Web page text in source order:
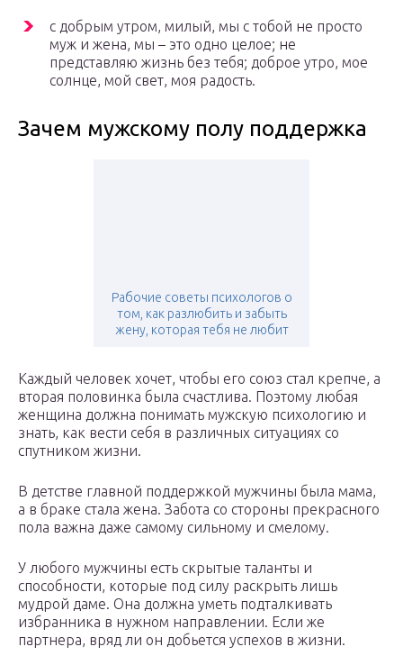
с добрым утром, милый, мы с тобой не просто
муж и жена, мы – это одно целое; не
представляю жизнь без тебя; доброе утро, мое
солнце, мой свет, моя радость.
Зачем мужскому полу поддержка
Рабочие советы психологов о
том, как разлюбить и забыть
жену, которая тебя не любит
Каждый человек хочет, чтобы его союз стал крепче, а
вторая половинка была счастлива. Поэтому любая
женщина должна понимать мужскую психологию и
знать, как вести себя в различных ситуациях со
спутником жизни.
В детстве главной поддержкой мужчины была мама,
а в браке стала жена. Забота со стороны прекрасного
пола важна даже самому сильному и смелому.
У любого мужчины есть скрытые таланты и
способности, которые под силу раскрыть лишь
мудрой даме. Она должна уметь подталкивать
избранника в нужном направлении. Если же
партнера, вряд ли он добьется успехов в жизни.